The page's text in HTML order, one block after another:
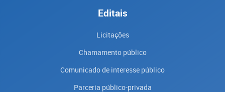
Editais
Licitações
Chamamento público
Comunicado de interesse público
Parceria público-privada